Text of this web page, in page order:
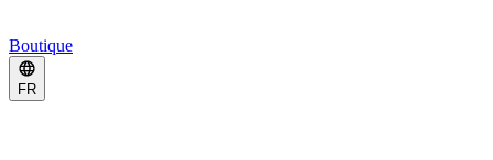
Boutique
FR